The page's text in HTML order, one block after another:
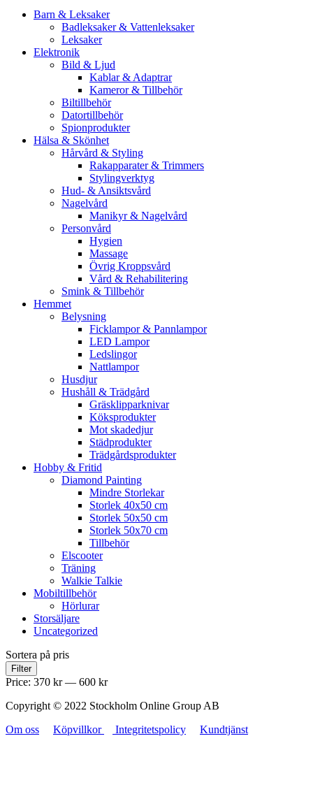
Barn & Leksaker
Badleksaker & Vattenleksaker
Leksaker
Elektronik
Bild & Ljud
Kablar & Adaptrar
Kameror & Tillbehör
Biltillbehör
Datortillbehör
Spionprodukter
Hälsa & Skönhet
Hårvård & Styling
Rakapparater & Trimmers
Stylingverktyg
Hud- & Ansiktsvård
Nagelvård
Manikyr & Nagelvård
Personvård
Hygien
Massage
Övrig Kroppsvård
Vård & Rehabilitering
Smink & Tillbehör
Hemmet
Belysning
Ficklampor & Pannlampor
LED Lampor
Ledslingor
Nattlampor
Husdjur
Hushåll & Trädgård
Gräsklipparknivar
Köksprodukter
Mot skadedjur
Städprodukter
Trädgårdsprodukter
Hobby & Fritid
Diamond Painting
Mindre Storlekar
Storlek 40x50 cm
Storlek 50x50 cm
Storlek 50x70 cm
Tillbehör
Elscooter
Träning
Walkie Talkie
Mobiltillbehör
Hörlurar
Storsäljare
Uncategorized
Sortera på pris
Filter
Price: 370 kr— 600 kr
Copyright © 2022 Stockholm Online Group AB
Om oss
Köpvillkor Integritetspolicy Kundtjänst